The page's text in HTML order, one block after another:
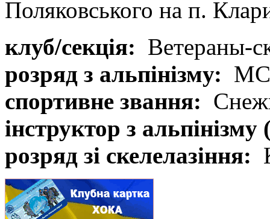
Поляковського на п.
клуб/секція: Ветераны-
розряд з альпінізму: МС
спортивне звання:
інструктор з
розряд зі скелелазіння: